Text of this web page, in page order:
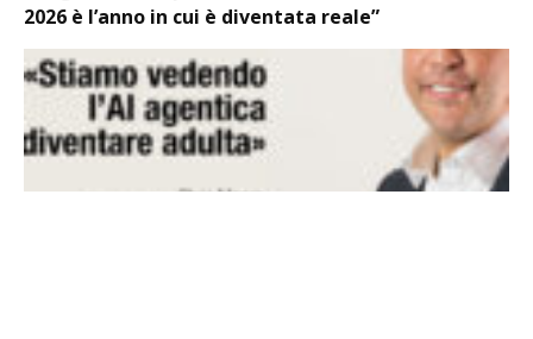
2026 è l’anno in cui è diventata reale”